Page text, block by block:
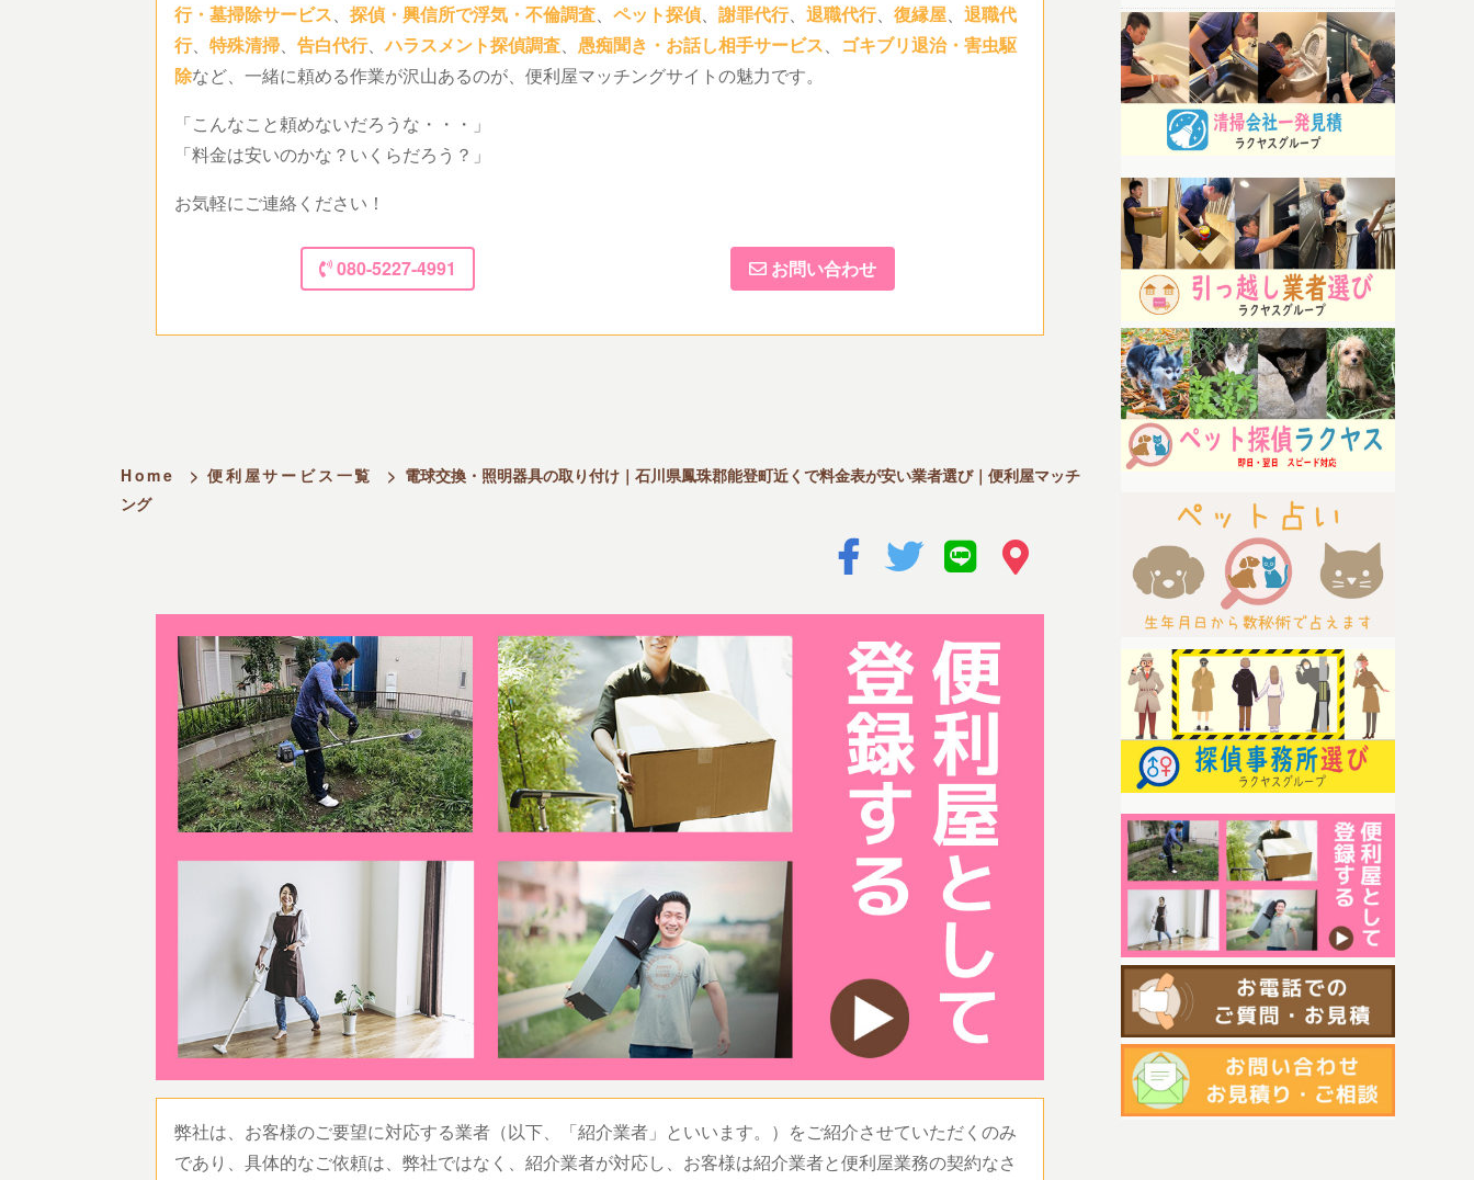
行・墓掃除サービス、 探偵・興信所で浮気・不倫調査、 ペット探偵、 謝罪代行、 退職代行、 復縁屋、 退職代
行、 特殊清掃、 告白代行、ハラスメント探偵調査、 愚痴聞き・お話し相手サービス、 ゴキブリ退治・害虫駆
除など、一緒に頼める作業が沢山あるのが、便利屋マッチングサイトの魅力です。
「こんなこと頼めないだろうな・・・」
「料金は安いのかな？いくらだろう？」
お気軽にご連絡ください！
080-5227-4991 お問い合わせ
Home > 便利屋サービス一覧 > 電球交換・照明器具の取り付け｜石川県鳳珠郡能登町近くで料金表が安い業者選び｜便利屋マッチ
ング
弊社は、お客様のご要望に対応する業者（以下、「紹介業者」といいます。）をご紹介させていただくのみ
であり、具体的なご依頼は、弊社ではなく、紹介業者が対応し、お客様は紹介業者と便利屋業務の契約なさ